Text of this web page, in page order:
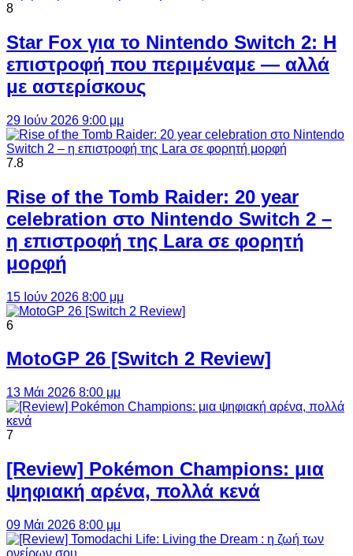
8
Star Fox για το Nintendo Switch 2: Η
επιστροφή που περιμέναμε — αλλά
με αστερίσκους
29 Ιούν 2026 9:00 μμ
7.8
Rise of the Tomb Raider: 20 year
celebration στο Nintendo Switch 2 –
η επιστροφή της Lara σε φορητή
μορφή
15 Ιούν 2026 8:00 μμ
6
MotoGP 26 [Switch 2 Review]
13 Μάι 2026 8:00 μμ
7
[Review] Pokémon Champions: μια
ψηφιακή αρένα, πολλά κενά
09 Μάι 2026 8:00 μμ